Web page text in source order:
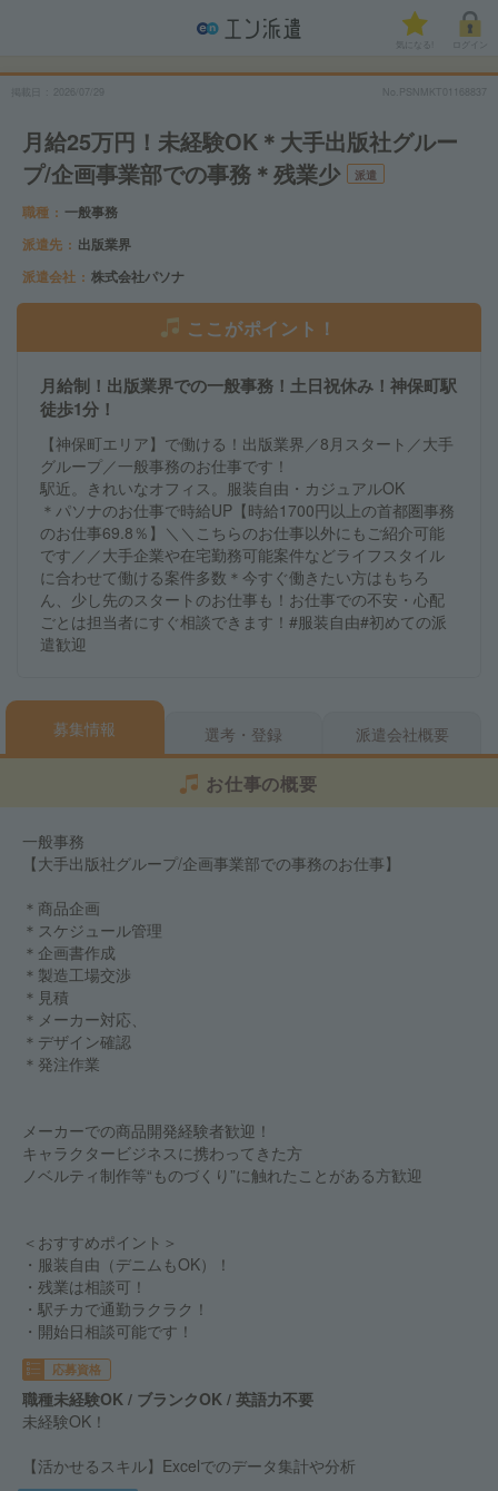
気になる!
No.PSNMKT01168837
月給25万円！未経験OK＊大手出版社グルー
プ/企画事業部での事務＊残業少
派遣
職種
一般事務
派遣先
出版業界
派遣会社
株式会社パソナ
ここがポイント！
月給制！出版業界での一般事務！土日祝休み！神保町駅
徒歩1分！
【神保町エリア】で働ける！出版業界／8月スタート／大手
グループ／一般事務のお仕事です！
駅近。きれいなオフィス。服装自由・カジュアルOK
＊パソナのお仕事で時給UP【時給1700円以上の首都圏事務
のお仕事69.8％】＼＼こちらのお仕事以外にもご紹介可能
です／／大手企業や在宅勤務可能案件などライフスタイル
に合わせて働ける案件多数＊今すぐ働きたい方はもちろ
ん、少し先のスタートのお仕事も！お仕事での不安・心配
ごとは担当者にすぐ相談できます！#服装自由#初めての派
遣歓迎
募集情報 選考・登録 派遣会社概要
お仕事の概要
一般事務
【大手出版社グループ/企画事業部での事務のお仕事】
＊商品企画
＊スケジュール管理
＊企画書作成
＊製造工場交渉
＊見積
＊メーカー対応、
＊デザイン確認
＊発注作業
メーカーでの商品開発経験者歓迎！
キャラクタービジネスに携わってきた方
ノベルティ制作等“ものづくり”に触れたことがある方歓迎
＜おすすめポイント＞
・服装自由（デニムもOK）！
・残業は相談可！
・駅チカで通勤ラクラク！
・開始日相談可能です！
応募資格
職種未経験OK / ブランクOK / 英語力不要
未経験OK！
【活かせるスキル】Excelでのデータ集計や分析